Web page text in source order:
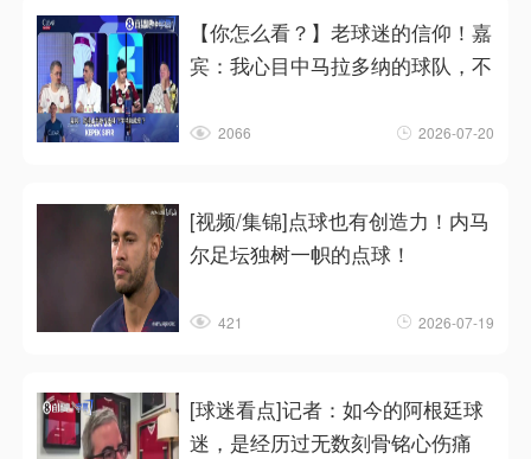
【你怎么看？】老球迷的信仰！嘉
宾：我心目中马拉多纳的球队，不
2066 2026-07-20
[视频/集锦]点球也有创造力！内马
尔足坛独树一帜的点球！
421 2026-07-19
[球迷看点]记者：如今的阿根廷球
迷，是经历过无数刻骨铭心伤痛